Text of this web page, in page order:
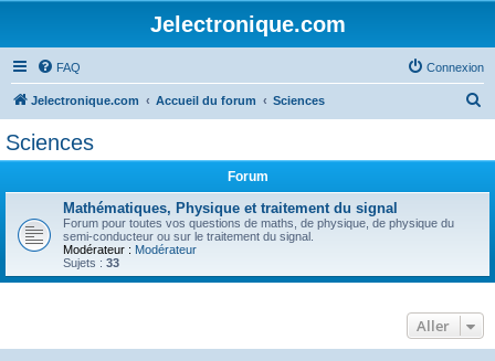
Jelectronique.com
FAQ Connexion
Jelectronique.com Accueil du forum Sciences
h
r
Sciences
Forum
Mathématiques, Physique et traitement du signal
Forum pour toutes vos questions de maths, de physique, de physique du
semi-conducteur ou sur le traitement du signal.
Modérateur : Modérateur
Sujets : 33
Aller